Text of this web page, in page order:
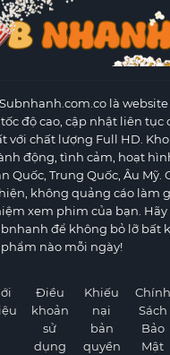
là
độ cao, cập nhật liên tục
với chất lượng Full HD.
động, tình cảm, hoạt
Quốc, Trung Quốc, Âu Mỹ.
không quảng cáo làm
xem phim của bạn. Hãy
để không bỏ lỡ bất
phẩm nào mỗi ngày!
Điều
khoản
sử
dụng
Khiếu
nại
bản
quyền
Chính
Sách
Bảo
Mật